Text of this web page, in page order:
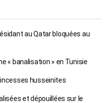
au Qatar bloquées au
« banalisation » en Tunisie
husseinites
et dépouillées sur le